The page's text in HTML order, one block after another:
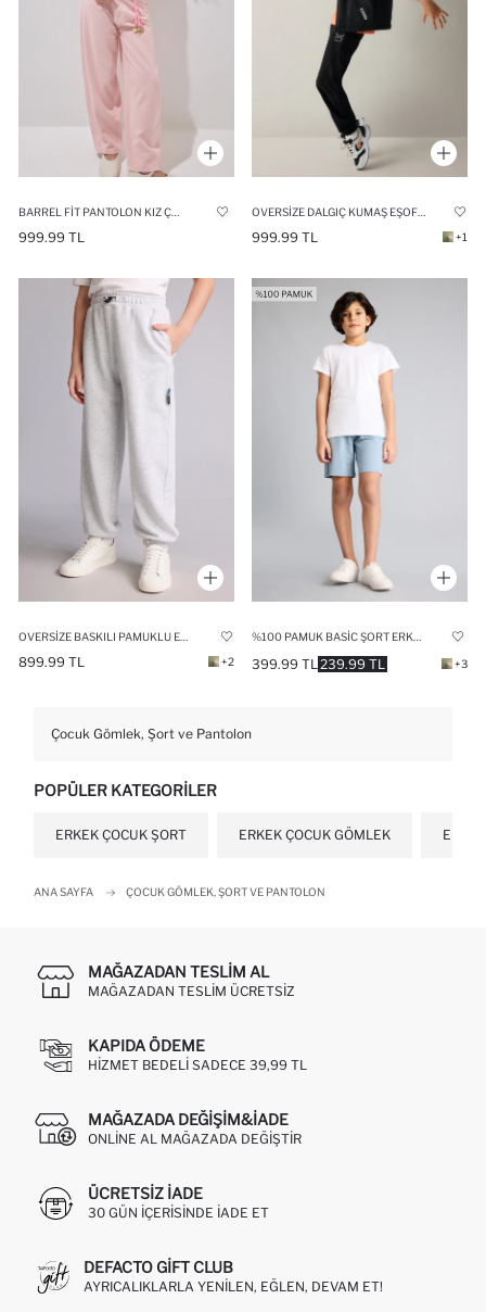
999.99 TL 999.99 TL +1
899.99 TL +2 239.99 TL
399.99 TL +3
Çocuk Gömlek, Şort ve Pantolon
POPÜLER KATEGORILER
ERKEK ÇOCUK ŞORT ERKEK ÇOCUK GÖMLEK
ANA SAYFA ÇOCUK GÖMLEK, ŞORT VE PANTOLON
MAĞAZADAN TESLIM AL
MAĞAZADAN TESLIM ÜCRETSIZ
KAPIDA ÖDEME
HIZMET BEDELI SADECE 39,99 TL
MAĞAZADA DEĞIŞIM&İADE
ONLINE AL MAĞAZADA DEĞIŞTIR
ÜCRETSIZ IADE
30 GÜN IÇERISINDE IADE ET
DEFACTO GIFT CLUB
AYRICALIKLARLA YENILEN, EĞLEN, DEVAM ET!